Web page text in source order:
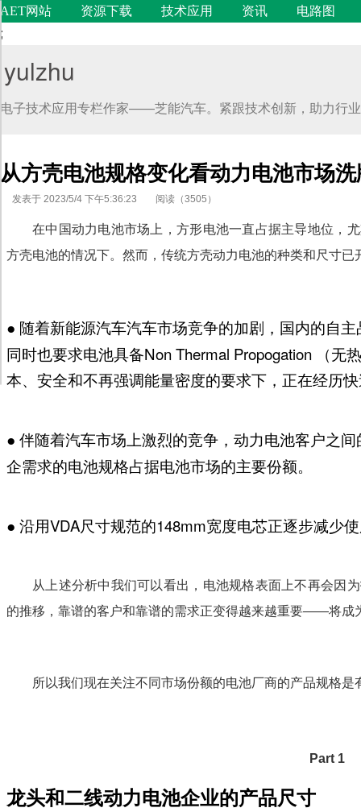
AET网站 资源下载 技术应用 资讯
电路图
;
yulzhu
电子技术应用专栏作家——芝能汽车。紧跟技术创新，助力行
从方壳电池规格变化看动力电池市场
发表于 2023/5/4 下午5:36:23 阅读（3505）
在中国动力电池市场上，方形电池一直占据主导地位，
方壳电池的情况下。然而，传统方壳动力电池的种类和尺寸
● 随着新能源汽车汽车市场竞争的加剧，国内的自
同时也要求电池具备Non Thermal Propogation （无
本、安全和不再强调能量密度的要求下，正在经历
● 伴随着汽车市场上激烈的竞争，动力电池客户之
企需求的电池规格占据电池市场的主要份额。
● 沿用VDA尺寸规范的148mm宽度电芯正逐步减少
从上述分析中我们可以看出，电池规格表面上不再会因
的推移，靠谱的客户和靠谱的需求正变得越来越重要——将成
所以我们现在关注不同市场份额的电池厂商的产品规格是
Part 1
龙头和二线动力电池企业的产品尺寸